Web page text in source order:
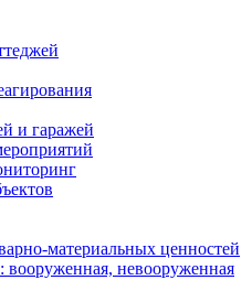
и гаражей
материальных ценностей
вооруженная, невооруженная